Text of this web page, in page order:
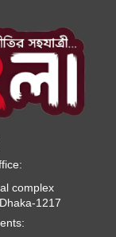
complex
1217